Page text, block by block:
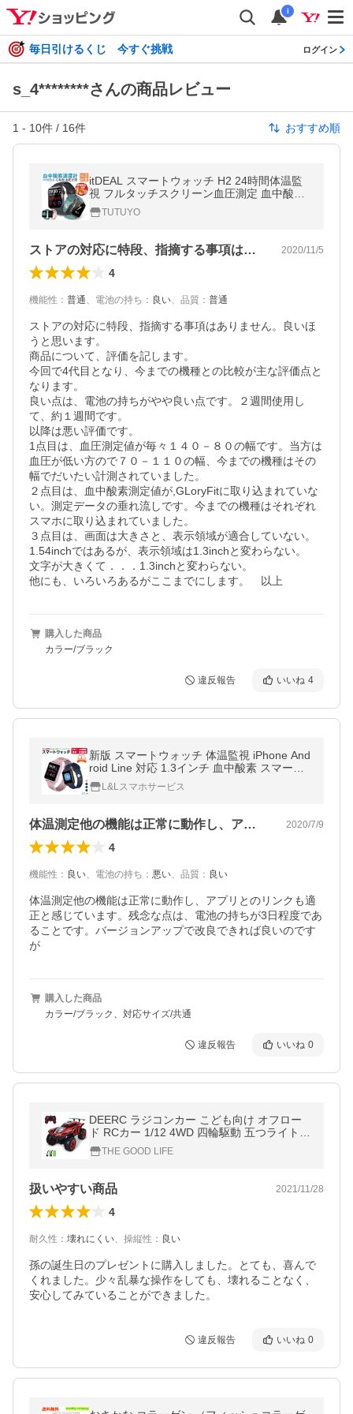
i
毎日引けるくじ 今すぐ挑戦 ログイン
s_4********さんの商品レビュー
1 - 10件 / 16件 おすすめ順
itDEAL スマートウォッチ H2 24時間体温監
視 フルタッチスクリーン血圧測定 血中酸素
濃度計 大画面 着信通知 歩数計 心拍計 活動
量計 睡眠検測 長い待機時間
TUTUYO
ストアの対応に特段、指摘する事項はあり… 2020/11/5
4
機能性 ： 普通、 電池の持ち ： 良い、 品質 ： 普通
ストアの対応に特段、指摘する事項はありません。良いほ
うと思います。
商品について、評価を記します。
今回で4代目となり、今までの機種との比較が主な評価点と
なります。
良い点は、電池の持ちがやや良い点です。２週間使用し
て、約１週間です。
以降は悪い評価です。
1点目は、血圧測定値が毎々１４０－８０の幅です。当方は
血圧が低い方ので７０－１１０の幅、今までの機種はその
幅でだいたい計測されていました。
２点目は、血中酸素測定値が,GLoryFitに取り込まれていな
い。測定データの垂れ流しです。今までの機種はそれぞれ
スマホに取り込まれていました。
３点目は、画面は大きさと、表示領域が適合していない。
1.54inchではあるが、表示領域は1.3inchと変わらない。
文字が大きくて．．．1.3inchと変わらない。
他にも、いろいろあるがここまでにします。　以上
購入した商品
カラー/ブラック
違反報告 いいね 4
新版 スマートウォッチ 体温監視 iPhone And
roid Line 対応 1.3インチ 血中酸素 スマート
ブレスレット IP67 防水 心拍 歩数計 150mA
h
L&Lスマホサービス
体温測定他の機能は正常に動作し、アプリ… 2020/7/9
4
機能性 ： 良い、 電池の持ち ： 悪い、 品質 ： 良い
体温測定他の機能は正常に動作し、アプリとのリンクも適
正と感じています。残念な点は、電池の持ちが3日程度であ
ることです。バージョンアップで改良できれば良いのです
が
購入した商品
カラー/ブラック、対応サイズ/共通
違反報告 いいね 0
DEERC ラジコンカー こども向け オフロー
ド RCカー 1/12 4WD 四輪駆動 五つライトモ
ード フォグストリーム 操作時間
THE GOOD LIFE
扱いやすい商品 2021/11/28
4
耐久性 ： 壊れにくい、 操縦性 ： 良い
孫の誕生日のプレゼントに購入しました。とても、喜んで
くれました。少々乱暴な操作をしても、壊れることなく、
安心してみていることができました。
違反報告 いいね 0